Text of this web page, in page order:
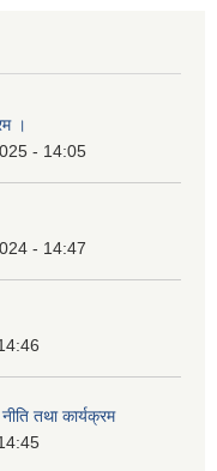
।
- 14:05
- 14:47
तथा कार्यक्रम